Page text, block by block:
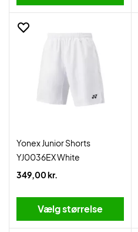
Yonex Junior Shorts
YJ0036EX White
349,00 kr.
Vælg størrelse